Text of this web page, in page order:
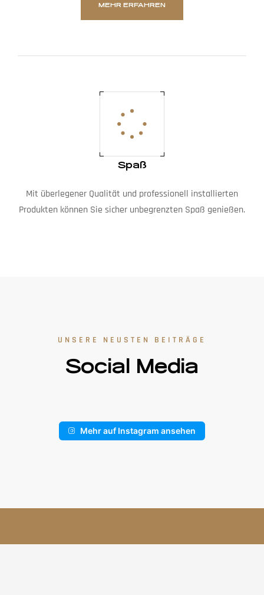
MEHR ERFAHREN
Spaß
Mit überlegener Qualität und professionell installierten
Produkten können Sie sicher unbegrenzten Spaß genießen.
UNSERE NEUSTEN BEITRÄGE
Social Media
Mehr auf Instagram ansehen